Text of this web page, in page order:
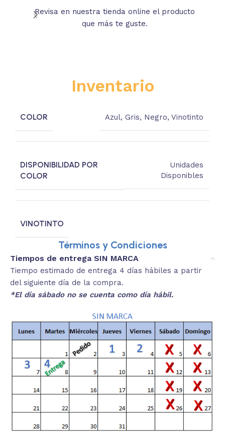
Revisa en nuestra tienda online el producto
que más te guste.
Inventario
COLOR Azul,Gris, Negro,Vinotinto
DISPONIBILIDAD POR
COLOR
Unidades
Disponibles
VINOTINTO
Términos y Condiciones
Tiempos de entrega SIN MARCA
Tiempo estimado de entrega 4 días hábiles a partir
del siguiente día de la compra.
*El día sábado no se cuenta como día hábil.